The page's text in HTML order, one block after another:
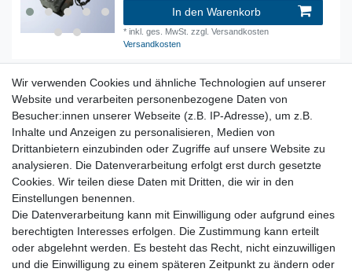
In den Warenkorb
*inkl. ges. MwSt. zzgl. Versandkosten
Versandkosten
original Bremssattel links inkl. Aktor EMF
6791017 BMW X3 F25 X4 F26
159,90 € *
In den Warenkorb
inkl. ges. MwSt.
zzgl. Versandkosten
Bremssättel, Bremsscheiben, Handbremse, BKV, HBZ und
Zubehör
Wir verwenden Cookies und ähnliche Technologien auf unserer
Website und verarbeiten personenbezogene Daten von
Besucher:innen unserer Webseite (z.B. IP-Adresse), um z.B.
Inhalte und Anzeigen zu personalisieren, Medien von
Drittanbietern einzubinden oder Zugriffe auf unsere Website zu
analysieren. Die Datenverarbeitung erfolgt erst durch gesetzte
Cookies. Wir teilen diese Daten mit Dritten, die wir in den
Einstellungen benennen.
Die Datenverarbeitung kann mit Einwilligung oder aufgrund eines
berechtigten Interesses erfolgen. Die Zustimmung kann erteilt
oder abgelehnt werden. Es besteht das Recht, nicht einzuwilligen
und die Einwilligung zu einem späteren Zeitpunkt zu ändern oder